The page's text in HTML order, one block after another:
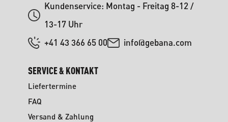
Kundenservice: Montag - Freitag 8-12 /
13-17 Uhr
+41 43 366 65 00
info@gebana.com
SERVICE & KONTAKT
Liefertermine
FAQ
Versand & Zahlung